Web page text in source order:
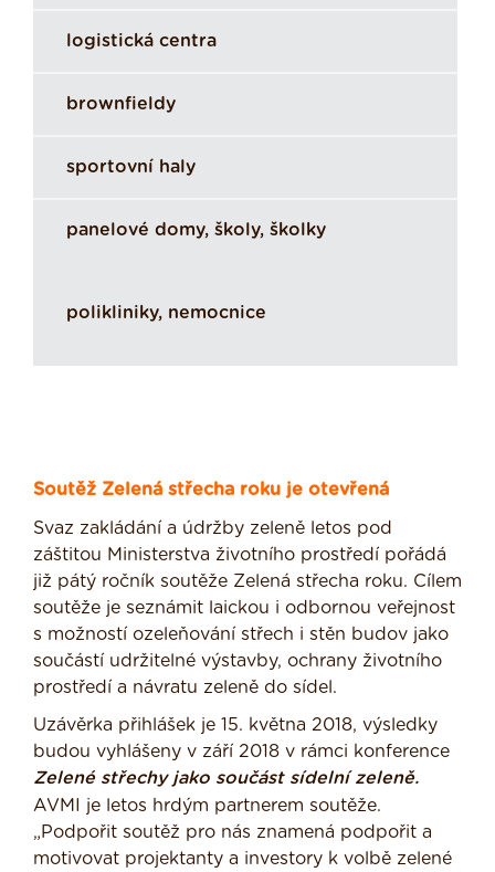
logistická centra
brownfieldy
sportovní haly
panelové domy, školy, školky
polikliniky, nemocnice
Soutěž Zelená střecha roku je otevřená
Svaz zakládání a údržby zeleně letos pod
záštitou Ministerstva životního prostředí pořádá
již pátý ročník soutěže Zelená střecha roku. Cílem
soutěže je seznámit laickou i odbornou veřejnost
s možností ozeleňování střech i stěn budov jako
součástí udržitelné výstavby, ochrany životního
prostředí a návratu zeleně do sídel.
Uzávěrka přihlášek je 15. května 2018, výsledky
budou vyhlášeny v září 2018 v rámci konference
Zelené střechy jako součást sídelní zeleně.
AVMI je letos hrdým partnerem soutěže.
„Podpořit soutěž pro nás znamená podpořit a
motivovat projektanty a investory k volbě zelené